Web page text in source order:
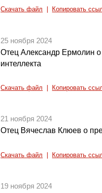
Скачать файл Копировать
25 ноября 2024
Отец Александр Ермолин о
интеллекта
Скачать файл Копировать
21 ноября 2024
Отец Вячеслав Клюев о
Скачать файл Копировать
19 ноября 2024